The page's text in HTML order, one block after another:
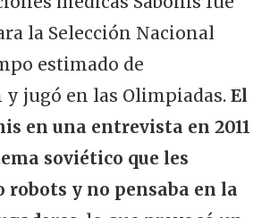
la Selección Nacional
estimado de
jugó en las Olimpiadas. El
en una entrevista en 2011
soviético que les
robots y no pensaba en la